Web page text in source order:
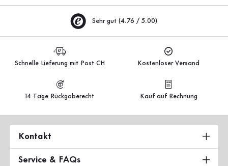
Sehr gut (4.76 / 5.00)
Schnelle Lieferung mit Post CH Kostenloser Versand
14 Tage Rückgaberecht Kauf auf Rechnung
Kontakt
Service & FAQs